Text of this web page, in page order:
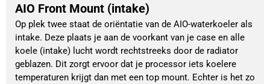
AIO Front Mount (intake)
Op plek twee staat de oriëntatie van de AIO-waterkoeler als
intake. Deze plaats je aan de voorkant van je case en alle
koele (intake) lucht wordt rechtstreeks door de radiator
geblazen. Dit zorgt ervoor dat je processor iets koelere
temperaturen krijgt dan met een top mount. Echter is het zo